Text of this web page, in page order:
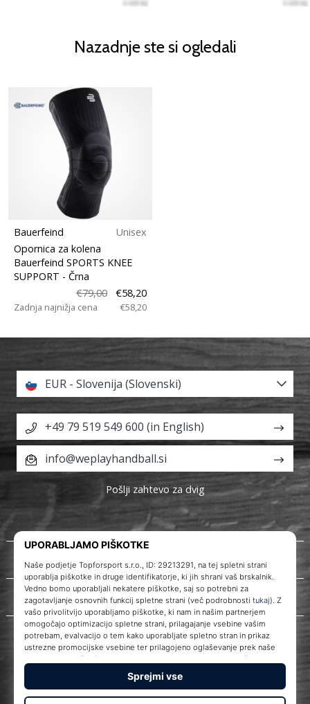
Nazadnje ste si ogledali
Bauerfeind
Unisex
Opornica za kolena
Bauerfeind SPORTS KNEE
SUPPORT - Črna
€79,00
€58,20
Zadnja najnižja cena €58,20
WePlayHandball.si
O nas
Storitve za stranke
EUR - Slovenija (Slovenski)
+49 79 519 549 600 (in English)
info@weplayhandball.si
Pošlji zahtevo za dvig